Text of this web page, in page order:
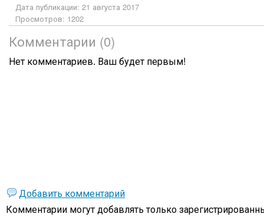
Дата публикации: 21 августа 2017
Просмотров: 1202
Комментарии (0)
Нет комментариев. Ваш будет первым!
Добавить комментарий
Комментарии могут добавлять только